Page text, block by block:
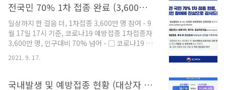
지 : 유흥시설, 식당·카페, 노래연습장, 실내체육시
설 등 - 밤 10시까지 : 영화관·공연장, PC방 등 ​ 다시
일상으로 돌아가기 위해 긴급 멈춤은 꼭 필요합니
다. ​ 또한, 3차접종과 소아청소년, 미접종자는 백신
접종을 서둘러주시길 간곡하게 부탁드립니다. 코로
나19 사회적 거리두기 강화 추진 - 코로나19 단계적
전국민 70% 1차 접종 완료 (3,600만명 참여)
일상까지 한 걸음 더, 1차접종 3,600만 명 참여 - 9
월 17일 17시 기준, 코로나19 예방접종 1차접종자
3,600만 명, 인구대비 70% 넘어 - □ 코로나19 예
방접종 대응 추진단(단장: 정은경 청장)은 추석 연휴
전 금요일 오후 5시 기준으로 잠정집계한 결과 코로
명을 넘었다고 밝혔다. 2월 26일 코로나19 예방접
2021. 9. 17.
국내발생 및 예방접종 현황 (대상자 확대 시행)